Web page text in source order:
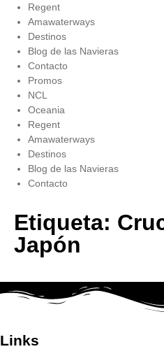
Regent
Amawaterways
Destinos
Blog de las Navieras
Contacto
Promos
NCL
Oceania
Regent
Amawaterways
Destinos
Blog de las Navieras
Contacto
Etiqueta:
Japón
Links